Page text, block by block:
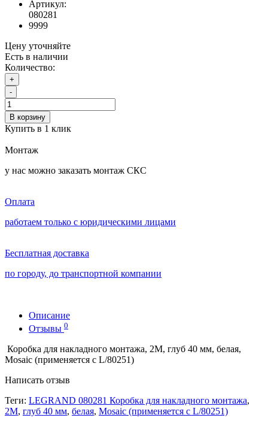
Артикул:
080281
9999
Цену уточняйте
Есть в наличии
Количество:
+
-
В корзину
Купить в 1 клик
Монтаж
у нас можно заказать монтаж СКС
Оплата
работаем только с юридическими лицами
Бесплатная доставка
по городу, до транспортной компании
Описание
Отзывы 0
Коробка для накладного монтажа, 2М, глуб 40 мм, белая,
Mosaic (применяется с L/80251)
Написать отзыв
Теги: LEGRAND 080281 Коробка для накладного монтажа,
2М, глуб 40 мм, белая, Mosaic (применяется с L/80251)